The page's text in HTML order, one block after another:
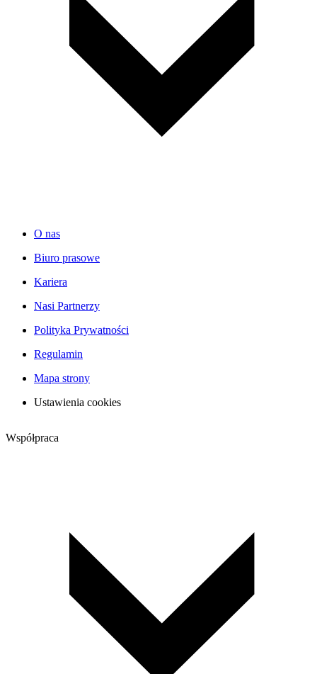
O nas
Biuro prasowe
Kariera
Nasi Partnerzy
Polityka Prywatności
Regulamin
Mapa strony
Ustawienia cookies
Współpraca